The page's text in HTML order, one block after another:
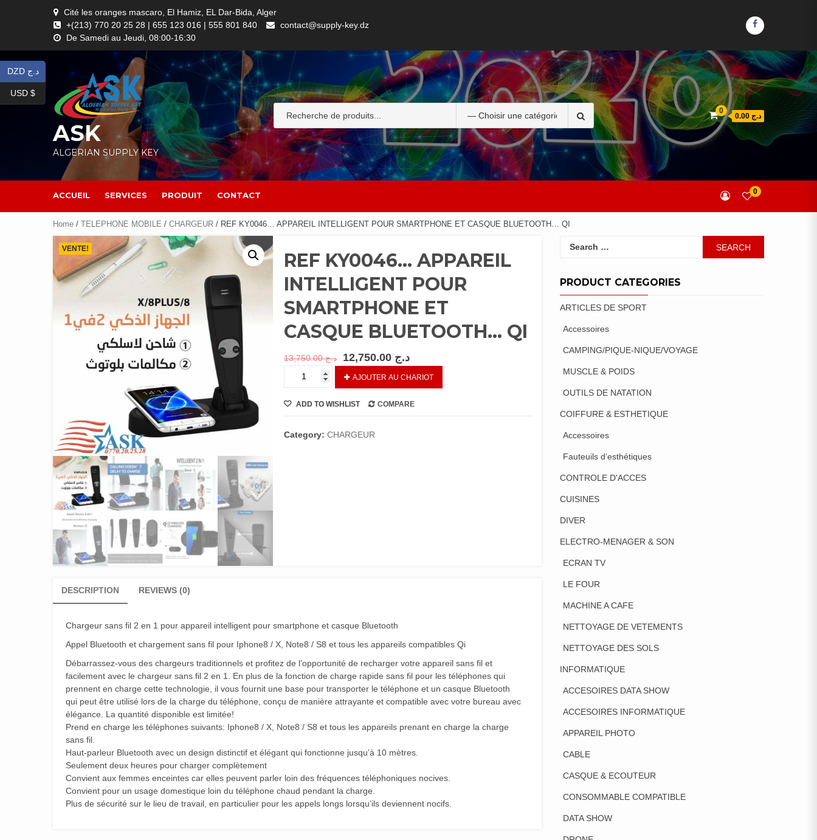
Cité les oranges mascaro, El Hamiz, EL Dar-Bida, Alger
+(213) 770 20 25 28 | 655 123 016 | 555 801 840
contact@supply-key.dz
De Samedi au Jeudi, 08:00-16:30
FACEBOOK
ASK
ALGERIAN SUPPLY KEY
for:
0
د.ج 0.00
ACCUEIL SERVICES PRODUIT CONTACT 0
Home / TELEPHONE MOBILE / CHARGEUR / REF KY0046… APPAREIL INTELLIGENT POUR SMARTPHONE ET CASQUE BLUETOOTH… QI
VENTE!
REF KY0046… APPAREIL
INTELLIGENT POUR
SMARTPHONE ET
CASQUE BLUETOOTH… QI
د.ج13,750.00 د.ج 12,750.00
INTELLIGENT
SMARTPHONE
AJOUTER AU CHARIOT
ADD TO WISHLIST COMPARE
Category: CHARGEUR
DESCRIPTION REVIEWS (0)
Chargeur sans fil 2 en 1 pour appareil intelligent pour smartphone et casque Bluetooth
Appel Bluetooth et chargement sans fil pour Iphone8 / X, Note8 / S8 et tous les appareils compatibles Qi
Débarrassez-vous des chargeurs traditionnels et profitez de l’opportunité de recharger votre appareil sans fil et
facilement avec le chargeur sans fil 2 en 1. En plus de la fonction de charge rapide sans fil pour les téléphones qui
prennent en charge cette technologie, il vous fournit une base pour transporter le téléphone et un casque Bluetooth
qui peut être utilisé lors de la charge du téléphone, conçu de manière attrayante et compatible avec votre bureau avec
élégance. La quantité disponible est limitée!
Prend en charge les téléphones suivants: Iphone8 / X, Note8 / S8 et tous les appareils prenant en charge la charge
sans fil.
Haut-parleur Bluetooth avec un design distinctif et élégant qui fonctionne jusqu’à 10 mètres.
Seulement deux heures pour charger complètement
Convient aux femmes enceintes car elles peuvent parler loin des fréquences téléphoniques nocives.
Convient pour un usage domestique loin du téléphone chaud pendant la charge.
Plus de sécurité sur le lieu de travail, en particulier pour les appels longs lorsqu’ils deviennent nocifs.
PRODUCT CATEGORIES
ARTICLES DE SPORT
Accessoires
CAMPING/PIQUE-NIQUE/VOYAGE
MUSCLE & POIDS
OUTILS DE NATATION
COIFFURE & ESTHETIQUE
Accessoires
Fauteuils d’esthétiques
CONTROLE D'ACCES
CUISINES
DIVER
ELECTRO-MENAGER & SON
ECRAN TV
LE FOUR
MACHINE A CAFE
NETTOYAGE DE VETEMENTS
NETTOYAGE DES SOLS
INFORMATIQUE
ACCESOIRES DATA SHOW
ACCESOIRES INFORMATIQUE
APPAREIL PHOTO
CABLE
CASQUE & ECOUTEUR
CONSOMMABLE COMPATIBLE
DATA SHOW
DZD د.ج
USD $